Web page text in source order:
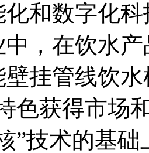
化和数字化
中，在饮水
壁挂管线饮
色获得市场
”技术的基